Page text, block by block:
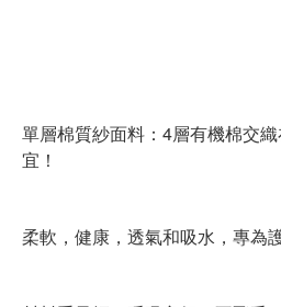
單層棉質紗面料：4層有機棉交
宜！
柔軟，健康，透氣和吸水，專為